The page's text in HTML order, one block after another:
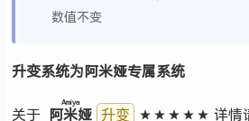
数值不变
升变系统为阿米娅专属系统
关于 阿米娅
Amiya
升变 ★★★★★ 详情请